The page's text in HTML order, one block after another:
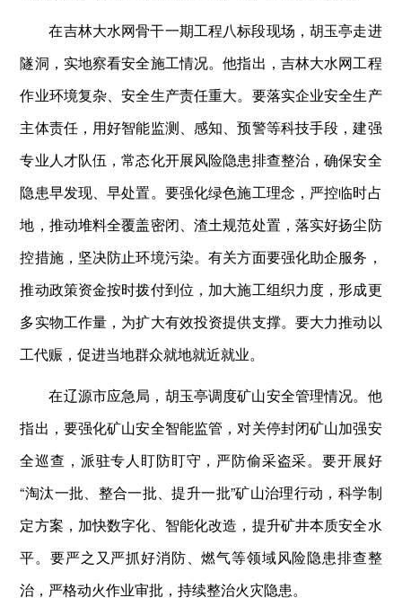
在吉林大水网骨干一期工程八标段现场，胡玉亭走进
隧洞，实地察看安全施工情况。他指出，吉林大水网工程
作业环境复杂、安全生产责任重大。要落实企业安全生产
主体责任，用好智能监测、感知、预警等科技手段，建强
专业人才队伍，常态化开展风险隐患排查整治，确保安全
隐患早发现、早处置。要强化绿色施工理念，严控临时占
地，推动堆料全覆盖密闭、渣土规范处置，落实好扬尘防
控措施，坚决防止环境污染。有关方面要强化助企服务，
推动政策资金按时拨付到位，加大施工组织力度，形成更
多实物工作量，为扩大有效投资提供支撑。要大力推动以
工代赈，促进当地群众就地就近就业。
在辽源市应急局，胡玉亭调度矿山安全管理情况。他
指出，要强化矿山安全智能监管，对关停封闭矿山加强安
全巡查，派驻专人盯防盯守，严防偷采盗采。要开展好
“淘汰一批、整合一批、提升一批”矿山治理行动，科学制
定方案，加快数字化、智能化改造，提升矿井本质安全水
平。要严之又严抓好消防、燃气等领域风险隐患排查整
治，严格动火作业审批，持续整治火灾隐患。